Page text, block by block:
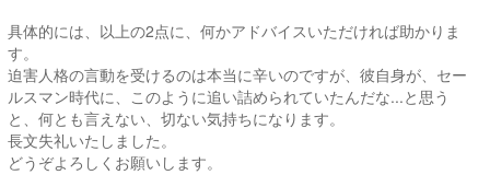
具体的には、以上の2点に、何かアドバイスいただければ助かりま
す。
迫害人格の言動を受けるのは本当に辛いのですが、彼自身が、セー
ルスマン時代に、このように追い詰められていたんだな...と思う
と、何とも言えない、切ない気持ちになります。
長文失礼いたしました。
どうぞよろしくお願いします。